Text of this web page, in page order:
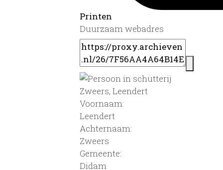
Printen
Duurzaam webadres
Zweers, Leendert
Voornaam:
Leendert
Achternaam:
Zweers
Gemeente:
Didam